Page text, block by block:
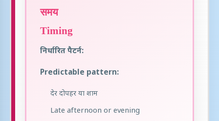
समय
Timing
निर्धारित पैटर्न:
Predictable pattern:
देर दोपहर या शाम
Late afternoon or evening